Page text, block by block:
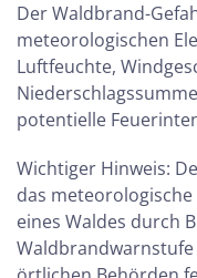
Der Waldbrand-
meteorologischen
Luftfeuchte,
potentielle
Wichtiger Hinweis:
das
eines Waldes durch